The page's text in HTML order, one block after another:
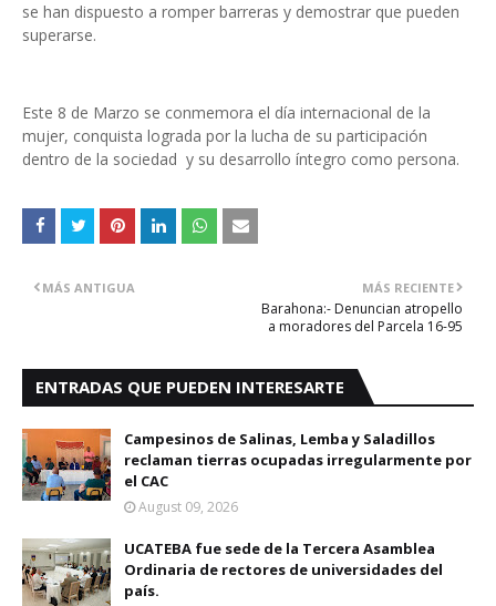
se han dispuesto a romper barreras y demostrar que pueden
superarse.
Este 8 de Marzo se conmemora el día internacional de la
mujer, conquista lograda por la lucha de su participación
dentro de la sociedad y su desarrollo íntegro como persona.
MÁS RECIENTE
Barahona:- Denuncian atropello
a moradores del Parcela 16-95
MÁS ANTIGUA
ENTRADAS QUE PUEDEN INTERESARTE
Campesinos de Salinas, Lemba y Saladillos
reclaman tierras ocupadas irregularmente por
el CAC
August 09, 2026
UCATEBA fue sede de la Tercera Asamblea
Ordinaria de rectores de universidades del
país.